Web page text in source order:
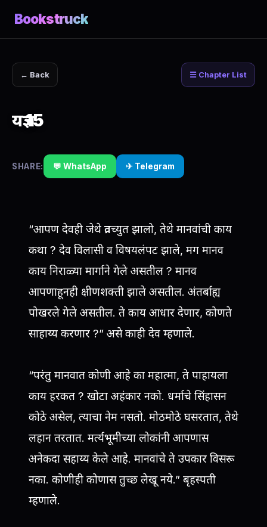
Bookstruck
← Back ☰ Chapter List
यज्ञ 15
SHARE: 💬 WhatsApp ✈ Telegram
“आपण देवही जेथे व्रतच्युत झालो, तेथे मानवांची काय
कथा ? देव विलासी व विषयलंपट झाले, मग मानव
काय निराळ्या मार्गाने गेले असतील ? मानव
आपणाहूनही क्षीणशक्ती झाले असतील. अंतर्बाह्य
पोखरले गेले असतील. ते काय आधार देणार, कोणते
साहाय्य करणार ?” असे काही देव म्हणाले.
“परंतु मानवात कोणी आहे का महात्मा, ते पाहायला
काय हरकत ? खोटा अहंकार नको. धर्माचे सिंहासन
कोठे असेल, त्याचा नेम नसतो. मोठमोठे घसरतात, तेथे
लहान तरतात. मर्त्यभूमीच्या लोकांनी आपणास
अनेकदा सहाय्य केले आहे. मानवांचे ते उपकार विसरू
नका. कोणीही कोणास तुच्छ लेखू नये.” बृहस्पती
म्हणाले.